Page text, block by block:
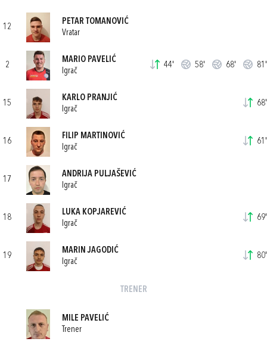
12
PETAR TOMANOVIĆ
Vratar
2
MARIO PAVELIĆ
Igrač
44' 58' 68' 81'
15
KARLO PRANJIĆ
Igrač
68'
16
FILIP MARTINOVIĆ
Igrač
61'
17
ANDRIJA PULJAŠEVIĆ
Igrač
18
LUKA KOPJAREVIĆ
Igrač
69'
19
MARIN JAGODIĆ
Igrač
80'
TRENER
MILE PAVELIĆ
Trener